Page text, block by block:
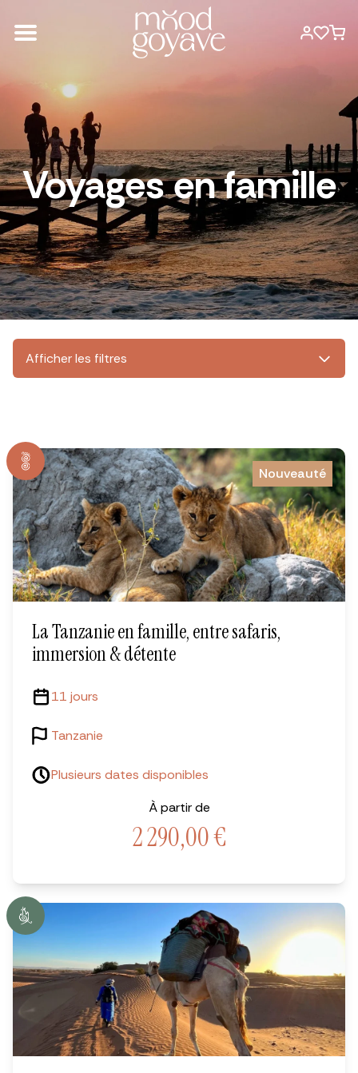
Voyages en famille
Afficher les filtres
Nouveauté
La Tanzanie en famille, entre safaris,
immersion & détente
11 jours
Tanzanie
Plusieurs dates disponibles
À partir de
2 290,00€